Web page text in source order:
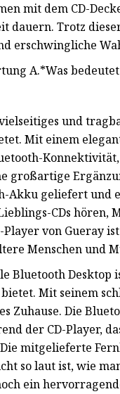
mit dem CD-
dauern. Trotz
erschwingliche
A.*Was
und
Mit einem
großartige
Akku geliefert und
CDs
von Gueray
Menschen und
Bluetooth
Mit seinem
Zuhause. Die
der CD-Player,
mitgelieferte
so laut ist, wie
ein